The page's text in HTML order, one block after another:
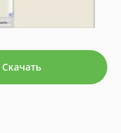
Скачать